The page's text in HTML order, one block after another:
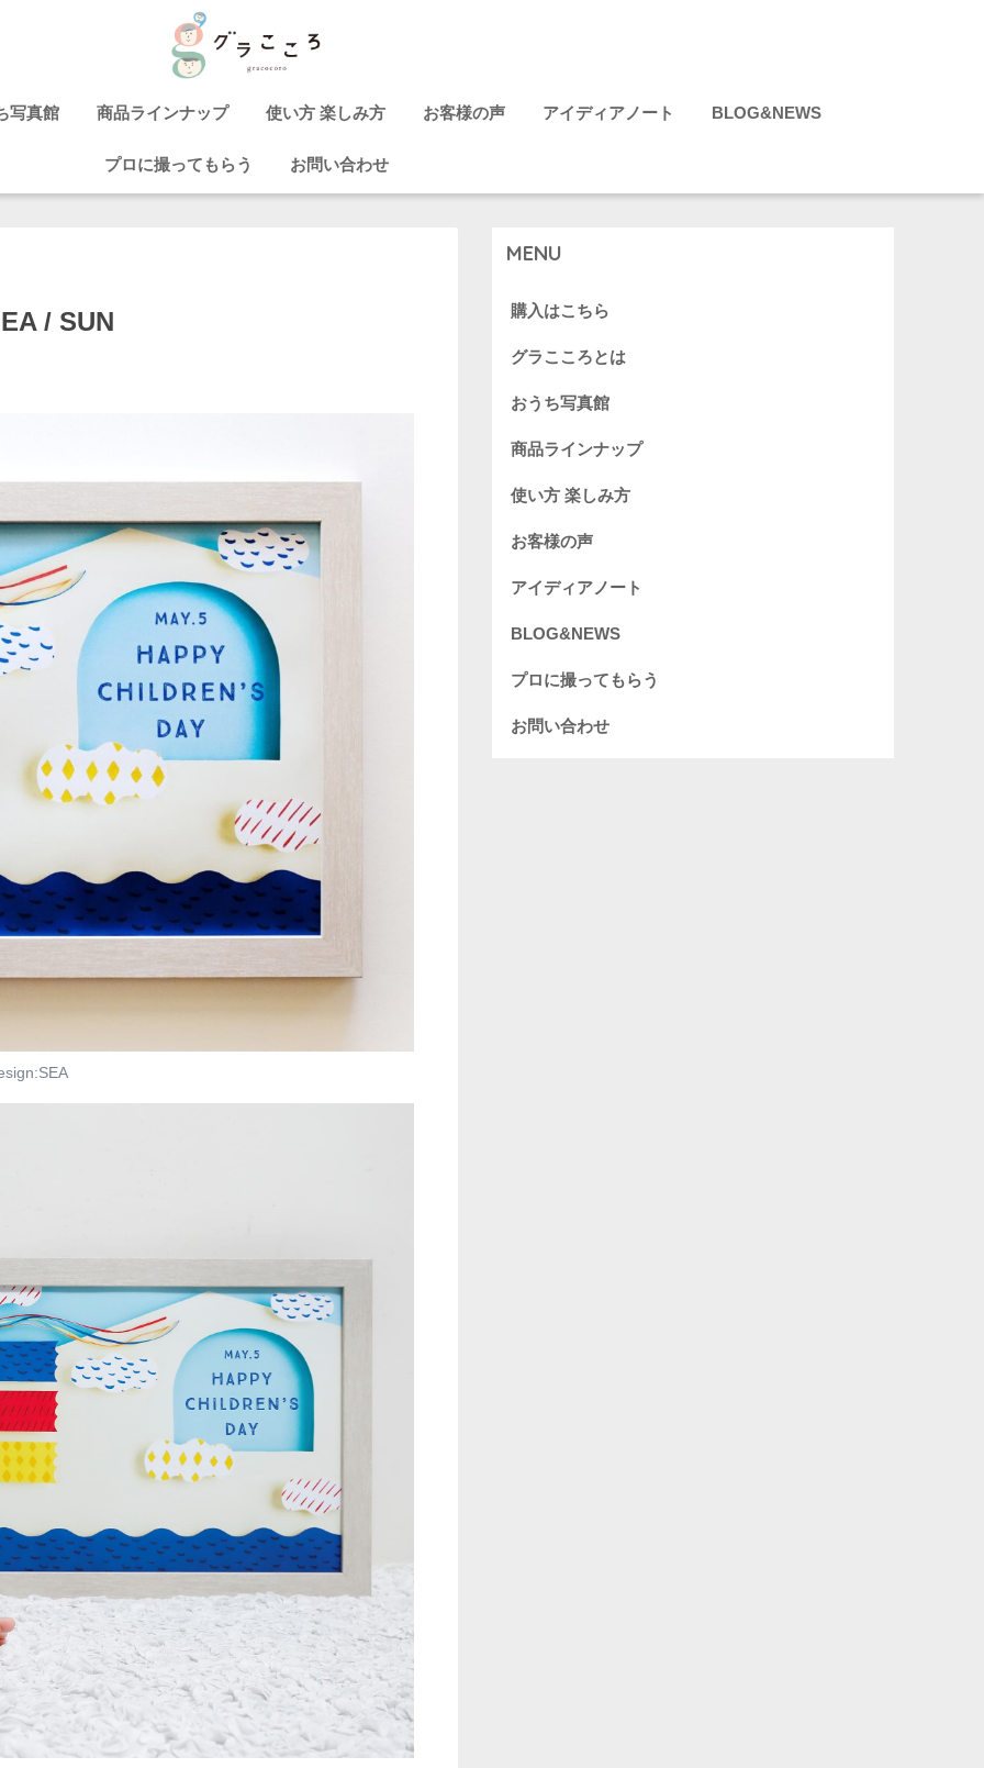
写真館 商品ラインナップ 使い方 楽しみ方 お客様の声 アイディアノート BLOG&NEWS
プロに撮ってもらう お問い合わせ
/ SUN
MENU
購入はこちら
グラこころとは
おうち写真館
商品ラインナップ
使い方 楽しみ方
お客様の声
アイディアノート
BLOG&NEWS
プロに撮ってもらう
お問い合わせ